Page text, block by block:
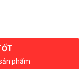
phẩm